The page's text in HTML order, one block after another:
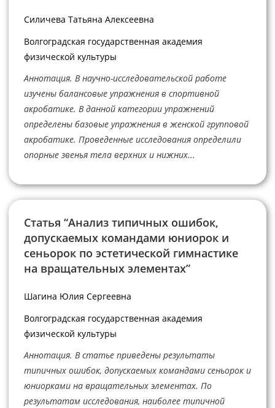
Силичева Татьяна Алексеевна
Волгоградская государственная академия
физической культуры
Аннотация. В научно-исследовательской работе
изучены балансовые упражнения в спортивной
акробатике. В данной категории упражнений
определены базовые упражнения в женской групповой
акробатике. Проведенные исследования определили
опорные звенья тела верхних и нижних...
Статья “Анализ типичных ошибок,
допускаемых командами юниорок и
сеньорок по эстетической гимнастике
на вращательных элементах”
Шагина Юлия Сергеевна
Волгоградская государственная академия
физической культуры
Аннотация. В статье приведены результаты
типичных ошибок, допускаемых командами сеньорок и
юниорками на вращательных элементах. По
результатам исследования, наиболее типичной